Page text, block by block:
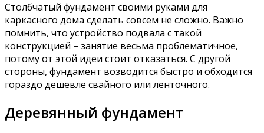
Столбчатый фундамент своими руками для
каркасного дома сделать совсем не сложно. Важно
помнить, что устройство подвала с такой
конструкцией – занятие весьма проблематичное,
потому от этой идеи стоит отказаться. С другой
стороны, фундамент возводится быстро и обходится
гораздо дешевле свайного или ленточного.
Деревянный фундамент